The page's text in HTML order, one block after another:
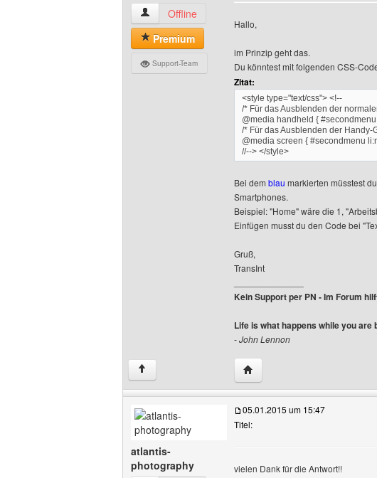
transint Benutzer-Profile anzeigen
Offline
Premium
Support-Team
Hallo,
im Prinzip geht das.
Du könntest mit folgenden CSS-
Zitat:
<style type="text/css"> <!--
/* Für das Ausblenden der
@media handheld {
/* Für das Ausblenden der
@media screen { #secondmenu
//--> </style>
Bei dem blau markierten müsstest
Smartphones.
Beispiel: "Home" wäre die 1,
Einfügen musst du den Code bei
Gruß,
TransInt
Kein Support per PN - Im Forum
Life is what happens while you
- John Lennon
↑ Website dieses Benutzers
atlantis-
photography
05.01.2015 um 15:47
Titel:
vielen Dank für die Antwort!!